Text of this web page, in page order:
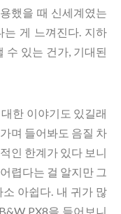
했을 때 신세계였는
는 게 느껴진다. 지하
수 있는 건가, 기대된
한 이야기도 있길래
며 들어봐도 음질 차
인 한계가 있다 보니
렵다는 걸 알지만 그
아쉽다. 내 귀가 많
PX8을 들어보니